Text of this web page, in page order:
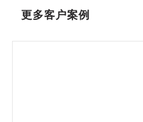
更多客户案例